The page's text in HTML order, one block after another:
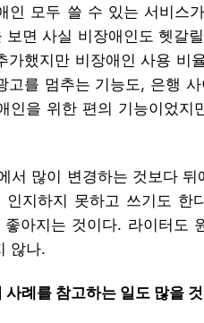
인 모두 쓸 수 있는 서비스
면 사실 비장애인도 헷갈
가했지만 비장애인 사용 비
고를 멈추는 기능도, 은행
인을 위한 편의 기능이었지
서 많이 변경하는 것보다 뒤
지하지 못하고 쓰기도 한
아지는 것이다. 라이터도
않나.
례를 참고하는 일도 많을